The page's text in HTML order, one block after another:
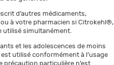
d’autres médicaments,
à votre pharmacien si Citrokehl®,
simultanément.
et les adolescences de moins
utilisé conformément à l’usage
précaution particulière n’est